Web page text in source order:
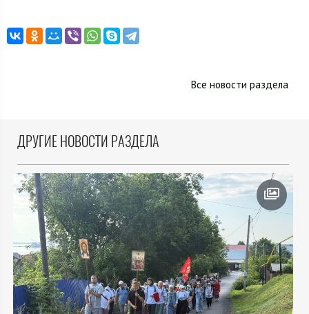
Все новости раздела
ДРУГИЕ НОВОСТИ РАЗДЕЛА